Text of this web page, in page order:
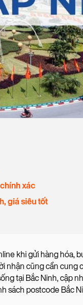
xác
giá siêu tốt
khi gửi hàng hóa,
nhận cũng cần cung
tại Bắc Ninh, cập
sách postcode Bắc